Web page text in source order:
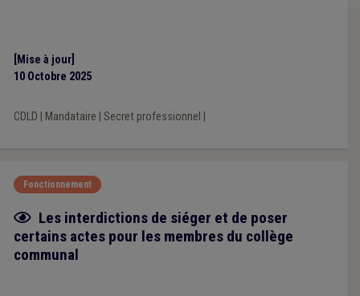
[Mise à jour]
10 Octobre 2025
CDLD Mandataire Secret professionnel
Fonctionnement
Fiche focus
Les interdictions de siéger et de poser
certains actes pour les membres du collège
communal